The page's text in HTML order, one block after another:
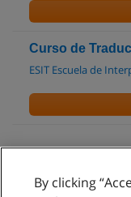
Curso de
ESIT Escuela de
By clicking